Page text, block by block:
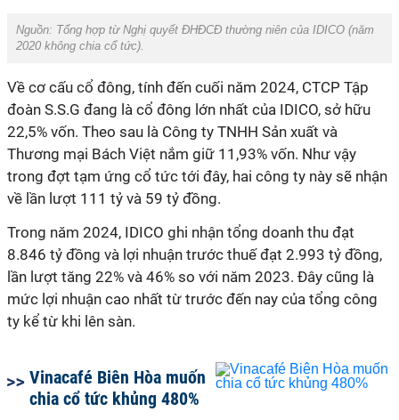
Nguồn: Tổng hợp từ Nghị quyết ĐHĐCĐ thường niên của IDICO (năm
2020 không chia cổ tức).
Về cơ cấu cổ đông, tính đến cuối năm 2024, CTCP Tập
đoàn S.S.G đang là cổ đông lớn nhất của IDICO, sở hữu
22,5% vốn. Theo sau là Công ty TNHH Sản xuất và
Thương mại Bách Việt nắm giữ 11,93% vốn. Như vậy
trong đợt tạm ứng cổ tức tới đây, hai công ty này sẽ nhận
về lần lượt 111 tỷ và 59 tỷ đồng.
Trong năm 2024, IDICO ghi nhận tổng doanh thu đạt
8.846 tỷ đồng và lợi nhuận trước thuế đạt 2.993 tỷ đồng,
lần lượt tăng 22% và 46% so với năm 2023. Đây cũng là
mức lợi nhuận cao nhất từ trước đến nay của tổng công
ty kể từ khi lên sàn.
Vinacafé Biên Hòa muốn
chia cổ tức khủng 480%